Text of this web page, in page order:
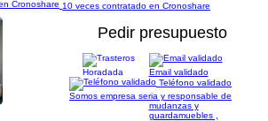
10 veces contratado en Cronoshare
Pedir presupuesto
Email validado
Teléfono validado
Somos empresa seria y responsable de
mudanzas y
guardamuebles ,